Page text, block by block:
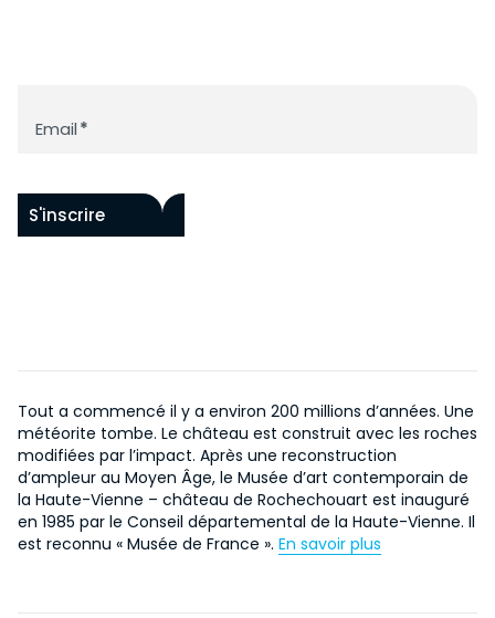
Email*
S'inscrire
Tout a commencé il y a environ 200 millions d’années. Une
météorite tombe. Le château est construit avec les roches
modifiées par l’impact. Après une reconstruction
d’ampleur au Moyen Âge, le Musée d’art contemporain de
la Haute-Vienne – château de Rochechouart est inauguré
en 1985 par le Conseil départemental de la Haute-Vienne. Il
est reconnu « Musée de France ». En savoir plus